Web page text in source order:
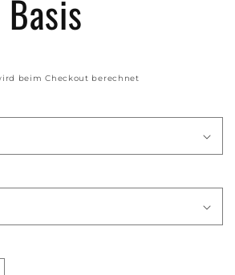
beim Checkout berechnet